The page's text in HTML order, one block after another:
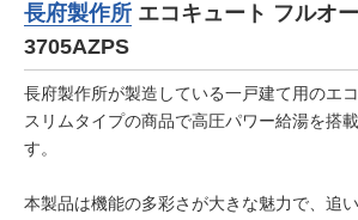
長府製作所 エコキュート フルオ
3705AZPS
長府製作所が製造している一戸建て用のエコ
スリムタイプの商品で高圧パワー給湯を搭
す。
本製品は機能の多彩さが大きな魅力で、追